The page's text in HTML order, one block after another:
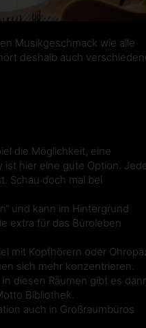
Musikgeschmack wie alle
deshalb auch
die Möglichkeit, eine
ist hier eine gute Option.
Schau doch mal bei
und kann im Hintergrund
extra für das Büroleben
mit Kopfhörern oder
sich mehr konzentrieren.
diesen Räumen gibt es
Bibliothek.
auch in Großraumbüros